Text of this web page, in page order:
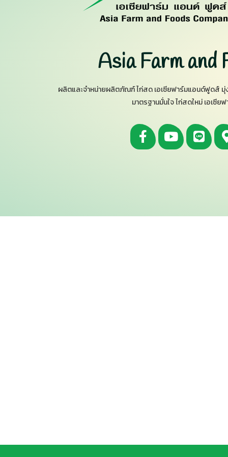
Asia Farm and
ผลิตและจำหน่ายผลิตภัณฑ์ ไก่สด เอเซียฟาร์มแอนด์ฟูดส์
มาตรฐานมั่นใจ ไก่สดใหม่ เอเซีย